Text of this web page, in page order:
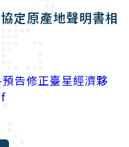
定原產地聲明書相
告修正臺星經濟夥